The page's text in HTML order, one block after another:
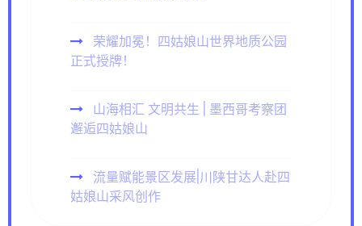
荣耀加冕！四姑娘山世界地质公园
正式授牌！
山海相汇 文明共生 | 墨西哥考察团
邂逅四姑娘山
流量赋能景区发展|川陕甘达人赴四
姑娘山采风创作